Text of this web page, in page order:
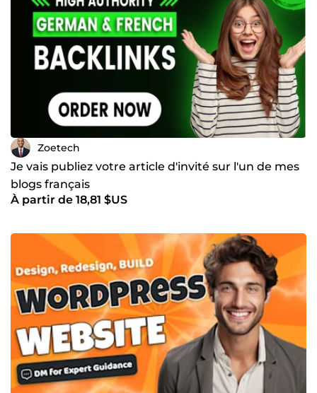
Zoetech
Je vais publiez votre article d'invité sur l'un de mes
blogs français
À partir de 18,81 $US